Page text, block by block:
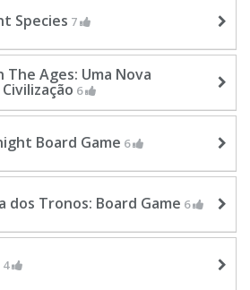
Species 7
The Ages: Uma Nova
6
Board Game 6
dos Tronos: Board Game 6
4